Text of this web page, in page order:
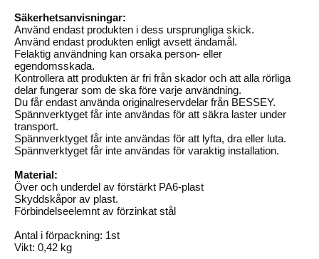
Säkerhetsanvisningar:
Använd endast produkten i dess ursprungliga skick.
Använd endast produkten enligt avsett ändamål.
Felaktig användning kan orsaka person- eller
egendomsskada.
Kontrollera att produkten är fri från skador och att alla rörliga
delar fungerar som de ska före varje användning.
Du får endast använda originalreservdelar från BESSEY.
Spännverktyget får inte användas för att säkra laster under
transport.
Spännverktyget får inte användas för att lyfta, dra eller luta.
Spännverktyget får inte användas för varaktig installation.
Material:
Över och underdel av förstärkt PA6-plast
Skyddskåpor av plast.
Förbindelseelemnt av förzinkat stål
Antal i förpackning: 1st
Vikt: 0,42 kg